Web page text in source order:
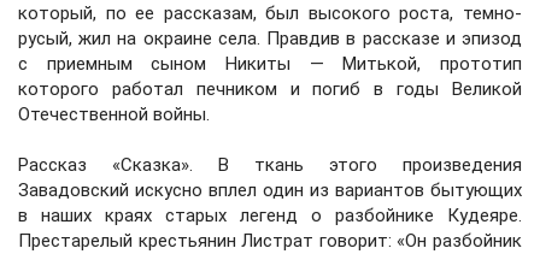
который, по ее рассказам, был высокого роста, темно-
русый, жил на окраине села. Правдив в рассказе и эпизод
с приемным сыном Никиты — Митькой, прототип
которого работал печником и погиб в годы Великой
Отечественной войны.
Рассказ «Сказка». В ткань этого произведения
Завадовский искусно вплел один из вариантов бытующих
в наших краях старых легенд о разбойнике Кудеяре.
Престарелый крестьянин Листрат говорит: «Он разбойник